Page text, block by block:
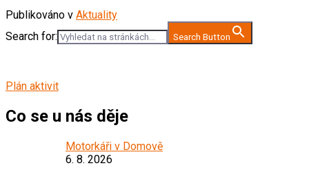
Publikováno v Aktuality
Search for:
Search Button
Plán aktivit
Co se u nás děje
Motorkáři v Domově
6. 8. 2026